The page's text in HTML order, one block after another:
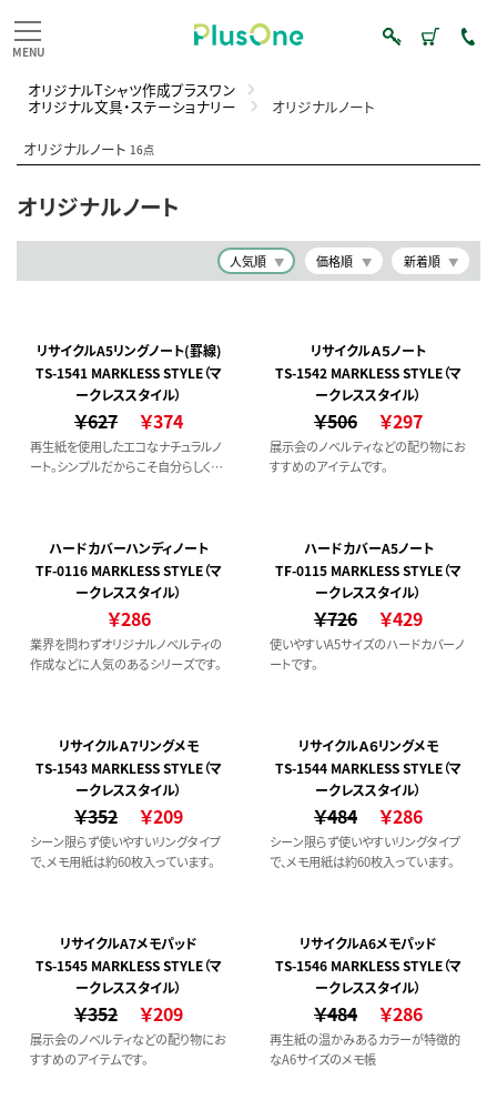
オリジナルTシャツ作成プラスワン
オリジナル文具・ステーショナリー オリジナルノート
オリジナルノート 16点
オリジナルノート
人気順 価格順 新着順
リサイクルA5リングノート(罫線)
TS-1541 MARKLESS STYLE（マ
ークレススタイル）
￥627 ￥374
再生紙を使用したエコなナチュラルノ
ート。シンプルだからこそ自分らしくア
リサイクルＡ５ノート
TS-1542 MARKLESS STYLE（マ
ークレススタイル）
￥506 ￥297
展示会のノベルティなどの配り物にお
すすめのアイテムです。
ハードカバーハンディノート
TF-0116 MARKLESS STYLE（マ
ークレススタイル）
￥286
業界を問わずオリジナルノベルティの
作成などに人気のあるシリーズです。
ハードカバーA5ノート
TF-0115 MARKLESS STYLE（マ
ークレススタイル）
￥726 ￥429
使いやすいA5サイズのハードカバーノ
ートです。
リサイクルＡ７リングメモ
TS-1543 MARKLESS STYLE（マ
ークレススタイル）
￥352 ￥209
シーン限らず使いやすいリングタイプ
で、メモ用紙は約60枚入っています。
リサイクルＡ６リングメモ
TS-1544 MARKLESS STYLE（マ
ークレススタイル）
￥484 ￥286
シーン限らず使いやすいリングタイプ
で、メモ用紙は約60枚入っています。
リサイクルA7メモパッド
TS-1545 MARKLESS STYLE（マ
ークレススタイル）
￥352 ￥209
展示会のノベルティなどの配り物にお
すすめのアイテムです。
リサイクルA6メモパッド
TS-1546 MARKLESS STYLE（マ
ークレススタイル）
￥484 ￥286
再生紙の温かみあるカラーが特徴的
なA6サイズのメモ帳